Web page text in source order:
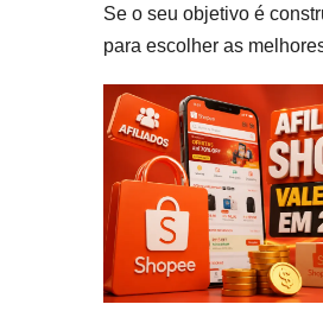
Se o seu objetivo é
para escolher as